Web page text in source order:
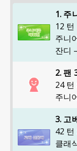
1. 주
12 턴
주니
잔디
2. 팬
24
주니
3. 고
42
클래